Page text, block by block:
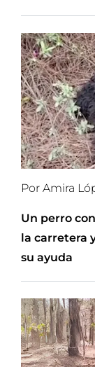
Por Amira
Un perro
la carretera
su ayuda